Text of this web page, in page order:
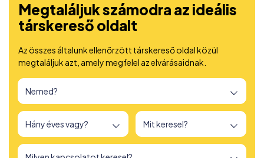
Megtaláljuk számodra az ideális
társkereső oldalt
Az összes általunk ellenőrzött társkereső oldal közül
megtaláljuk azt, amely megfelel az elvárásaidnak.